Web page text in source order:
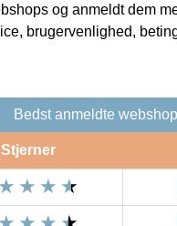
og anmeldt dem
brugervenlighed,
Bedst anmeldte
Stjerner